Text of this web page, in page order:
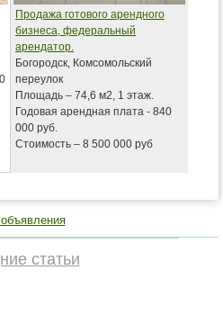
Продажа готового арендного
бизнеса, федеральный
арендатор.
Богородск, Комсомольский
переулок
Площадь – 74,6 м2, 1 этаж.
Годовая арендная плата - 840
000 руб.
Стоимость – 8 500 000 руб
статьи